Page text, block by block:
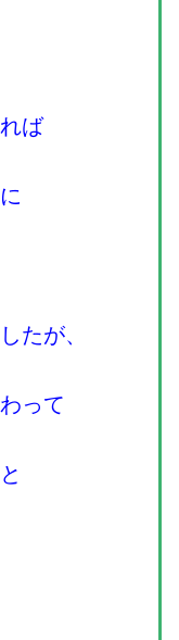
ば
たが、
って